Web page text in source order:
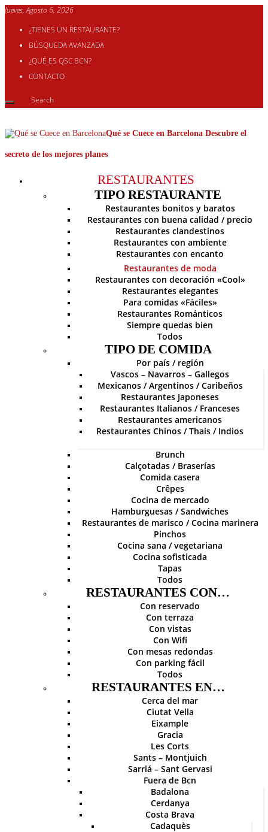
Jueves, Agosto 6, 2026
¿TIENES UN RESTAURANTE?
BÚSQUEDA AVANZADA
¿QUÉ ES QSC BCN?
CONTACTO
Qué se Cuece en Barcelona Descubre el
secreto de los mejores planes
RESTAURANTES
TIPO RESTAURANTE
Restaurantes bonitos y baratos
Restaurantes con buena calidad / precio
Restaurantes clandestinos
Restaurantes con ambiente
Restaurantes con encanto
Restaurantes de moda
Restaurantes con decoración «Cool»
Restaurantes elegantes
Para comidas «Fáciles»
Restaurantes Románticos
Siempre quedas bien
Todos
TIPO DE COMIDA
Por país / región
Vascos – Navarros – Gallegos
Mexicanos / Argentinos / Caribeños
Restaurantes Japoneses
Restaurantes Italianos / Franceses
Restaurantes americanos
Restaurantes Chinos / Thais / Indios
Brunch
Calçotadas / Braserías
Comida casera
Crêpes
Cocina de mercado
Hamburguesas / Sandwiches
Restaurantes de marisco / Cocina marinera
Pinchos
Cocina sana / vegetariana
Cocina sofisticada
Tapas
Todos
RESTAURANTES CON…
Con reservado
Con terraza
Con vistas
Con Wifi
Con mesas redondas
Con parking fácil
Todos
RESTAURANTES EN…
Cerca del mar
Ciutat Vella
Eixample
Gracia
Les Corts
Sants – Montjuich
Sarriá – Sant Gervasi
Fuera de Bcn
Badalona
Cerdanya
Costa Brava
Cadaquès